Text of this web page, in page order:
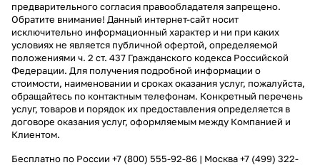
предварительного согласия правообладателя запрещено.
Обратите внимание! Данный интернет-сайт носит
исключительно информационный характер и ни при каких
условиях не является публичной офертой, определяемой
положениями ч. 2 ст. 437 Гражданского кодекса Российской
Федерации. Для получения подробной информации о
стоимости, наименовании и сроках оказания услуг, пожалуйста,
обращайтесь по контактным телефонам. Конкретный перечень
услуг, товаров и порядок их предоставления определяется в
договоре оказания услуг, оформляемым между Компанией и
Клиентом.
Бесплатно по России +7 (800) 555-92-86 | Москва+7 (499) 322-